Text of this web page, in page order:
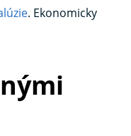
. Ekonomicky